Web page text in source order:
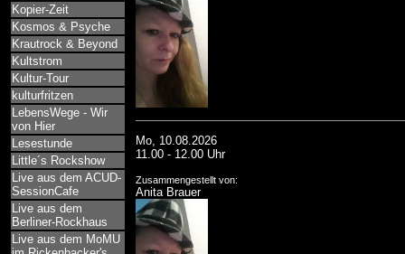
Kopier-Zeit
Kosmos & Psyche
Krautrock & Beyond
Kultstrom
Kultur-Tour
kulturfritzen
LebensWege - Wir
von Hier
Lesestunde
Little´s Rockshow
Live aus dem ACUD-
SessionCafe
Live aus dem
Berliner-Rockhaus
Live aus dem MoMU
Mo, 10.08.2026
11.00 - 12.00 Uhr
Zusammengestellt von:
Anita Brauer